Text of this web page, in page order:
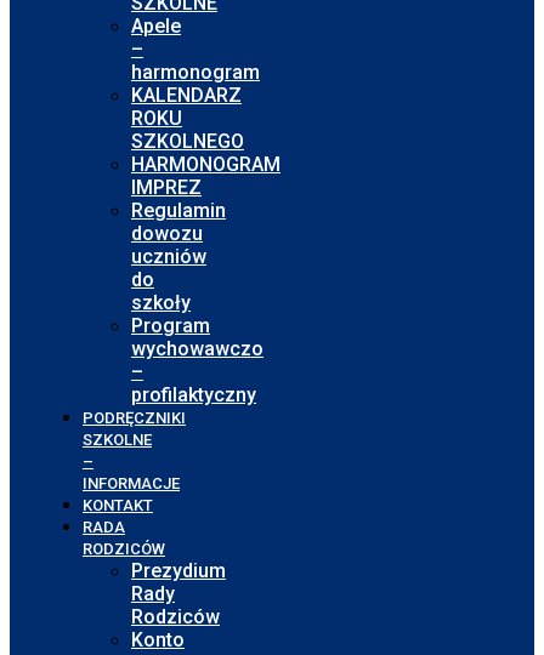
Apele
–
harmonogram
KALENDARZ
ROKU
SZKOLNEGO
HARMONOGRAM
IMPREZ
Regulamin
dowozu
uczniów
do
szkoły
Program
wychowawczo
–
profilaktyczny
PODRĘCZNIKI
SZKOLNE
–
INFORMACJE
KONTAKT
RADA
RODZICÓW
Prezydium
Rady
Rodziców
Konto